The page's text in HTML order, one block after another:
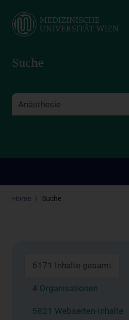
main
Suche
Home Suche
6171 Inhalte gesamt
4 Organisationen
5821 Webseiten-Inhalte